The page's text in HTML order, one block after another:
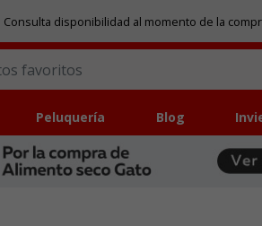
disponibilidad al momento de la
Peluquería Blog